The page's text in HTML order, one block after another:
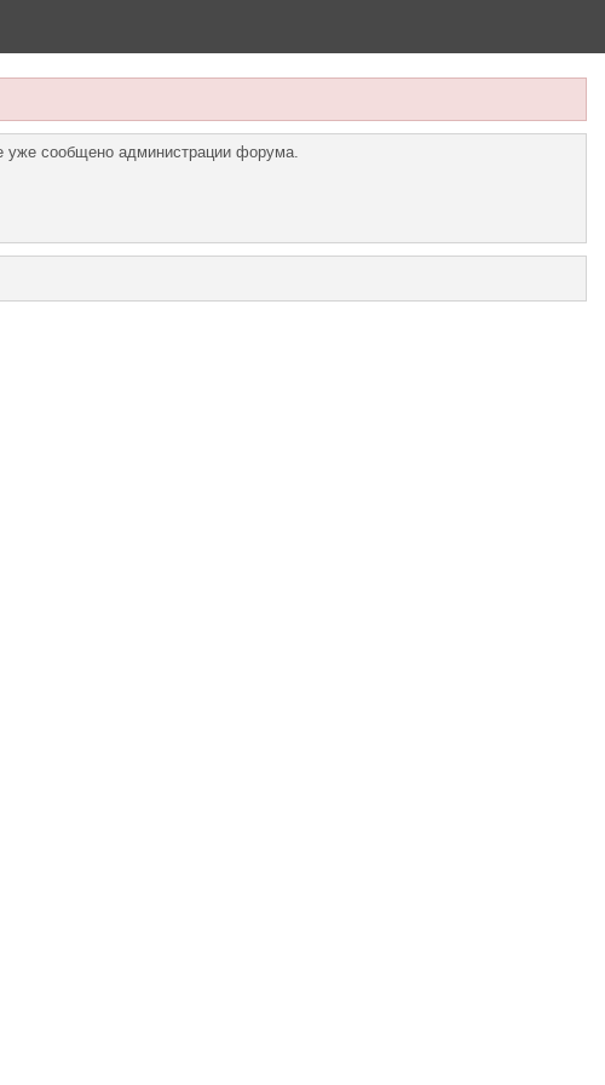
уже сообщено администрации форума.